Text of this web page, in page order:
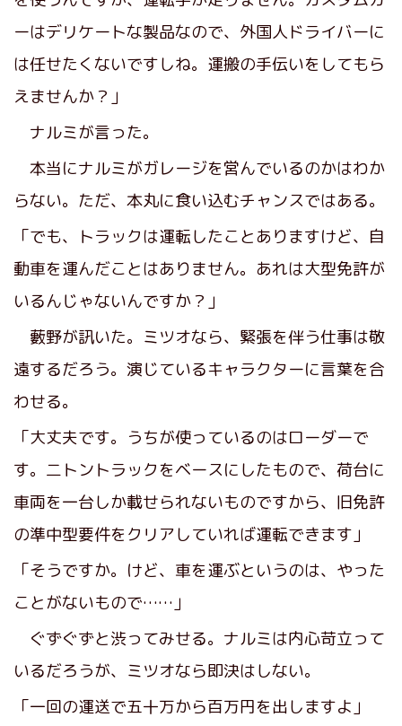
ーはデリケートな製品なので、外国人ドライバーに
は任せたくないですしね。運搬の手伝いをしてもら
えませんか？」
ナルミが言った。
本当にナルミがガレージを営んでいるのかはわか
らない。ただ、本丸に食い込むチャンスではある。
「でも、トラックは運転したことありますけど、自
動車を運んだことはありません。あれは大型免許が
いるんじゃないんですか？」
藪野が訊いた。ミツオなら、緊張を伴う仕事は敬
遠するだろう。演じているキャラクターに言葉を合
わせる。
「大丈夫です。うちが使っているのはローダーで
す。二トントラックをベースにしたもので、荷台に
車両を一台しか載せられないものですから、旧免許
の準中型要件をクリアしていれば運転できます」
「そうですか。けど、車を運ぶというのは、やった
ことがないもので……」
ぐずぐずと渋ってみせる。ナルミは内心苛立って
いるだろうが、ミツオなら即決はしない。
「一回の運送で五十万から百万円を出しますよ」